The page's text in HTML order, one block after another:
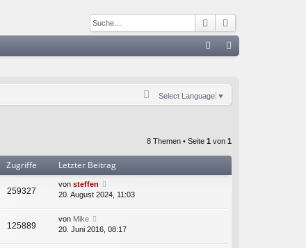
Suche
m
Select Language ▼
8 Themen • Seite 1 von 1
Zugriffe Letzter Beitrag
259327
von steffen
20. August 2024, 11:03
125889
von Mike
20. Juni 2016, 08:17